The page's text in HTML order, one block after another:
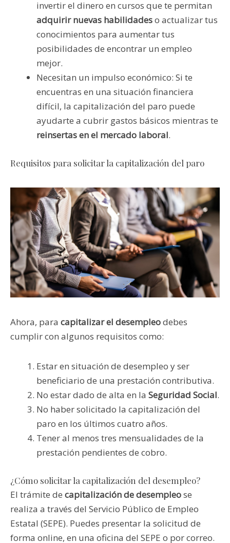
invertir el dinero en cursos que te permitan
adquirir nuevas habilidadeso actualizar tus
conocimientos para aumentar tus
posibilidades de encontrar un empleo
mejor.
Necesitan un impulso económico: Si te
encuentras en una situación financiera
difícil, la capitalización del paro puede
ayudarte a cubrir gastos básicos mientras te
reinsertas en el mercado laboral.
Requisitos para solicitar la capitalización del paro
Ahora, para capitalizar el desempleodebes
cumplir con algunos requisitos como:
Estar en situación de desempleo y ser
beneficiario de una prestación contributiva.
No estar dado de alta en la Seguridad Social.
No haber solicitado la capitalización del
paro en los últimos cuatro años.
Tener al menos tres mensualidades de la
prestación pendientes de cobro.
¿Cómo solicitar la capitalización del desempleo?
El trámite de capitalización de desempleose
realiza a través del Servicio Público de Empleo
Estatal (SEPE). Puedes presentar la solicitud de
forma online, en una oficina del SEPE o por correo.